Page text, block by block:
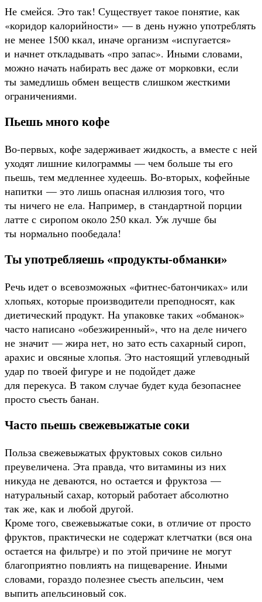
Не смейся. Это так! Существует такое понятие, как
«коридор калорийности» — в день нужно употреблять
не менее 1500 ккал, иначе организм «испугается»
и начнет откладывать «про запас». Иными словами,
можно начать набирать вес даже от морковки, если
ты замедлишь обмен веществ слишком жесткими
ограничениями.
Пьешь много кофе
Во-первых, кофе задерживает жидкость, а вместе с ней
уходят лишние килограммы — чем больше ты его
пьешь, тем медленнее худеешь. Во‑вторых, кофейные
напитки — это лишь опасная иллюзия того, что
ты ничего не ела. Например, в стандартной порции
латте с сиропом около 250 ккал. Уж лучше бы
ты нормально пообедала!
Ты употребляешь «продукты-обманки»
Речь идет о всевозможных «фитнес-батончиках» или
хлопьях, которые производители преподносят, как
диетический продукт. На упаковке таких «обманок»
часто написано «обезжиренный», что на деле ничего
не значит — жира нет, но зато есть сахарный сироп,
арахис и овсяные хлопья. Это настоящий углеводный
удар по твоей фигуре и не подойдет даже
для перекуса. В таком случае будет куда безопаснее
просто съесть банан.
Часто пьешь свежевыжатые соки
Польза свежевыжатых фруктовых соков сильно
преувеличена. Эта правда, что витамины из них
никуда не деваются, но остается и фруктоза —
натуральный сахар, который работает абсолютно
так же, как и любой другой.
Кроме того, свежевыжатые соки, в отличие от просто
фруктов, практически не содержат клетчатки (вся она
остается на фильтре) и по этой причине не могут
благоприятно повлиять на пищеварение. Иными
словами, гораздо полезнее съесть апельсин, чем
выпить апельсиновый сок.